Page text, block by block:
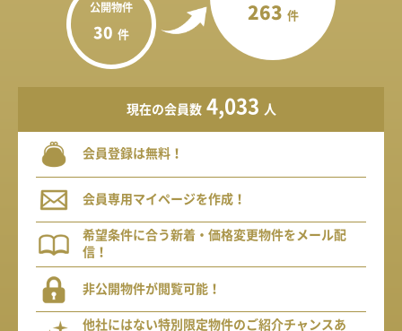
公開物件
30 件
263 件
現在の会員数 4,033 人
会員登録は無料！
会員専用マイページを作成！
希望条件に合う新着・価格変更物件をメール配
信！
非公開物件が閲覧可能！
他社にはない特別限定物件のご紹介チャンスあ